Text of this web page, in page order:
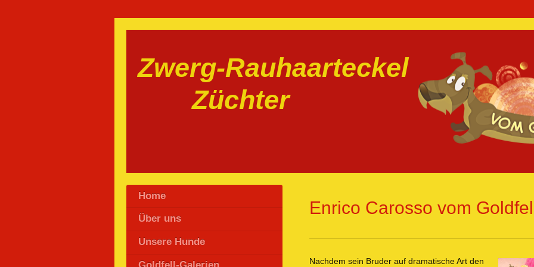
Zwerg-Rauhaarteckel
Züchter
Enrico Carosso vom
Nachdem sein Bruder auf dramatische Art den
Home
Über uns
Unsere Hunde